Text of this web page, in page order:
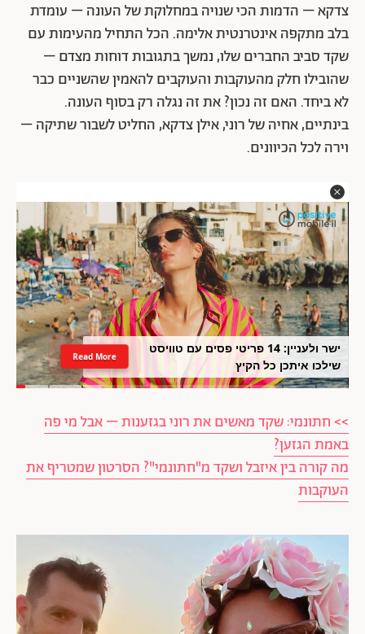
צדקא – הדמות הכי שנויה במחלוקת של העונה – עומדת
בלב מתקפה אינטרנטית אלימה. הכל התחיל מהעימות עם
שקד סביב החברים שלו, נמשך בתגובות דוחות מצדם –
שהובילו חלק מהעוקבות והעוקבים להאמין שהשניים כבר
לא ביחד. האם זה נכון? את זה נגלה רק בסוף העונה.
בינתיים, אחיה של רוני, אילן צדקא, החליט לשבור שתיקה –
וירה לכל הכיוונים.
ישר ולעניין: 14 פריטי פסים עם טוויסט
שילכו איתכן כל הקיץ
Read More
>> חתונמי: שקד מאשים את רוני בגזענות – אבל מי פה
באמת הגזען?
מה קורה בין איזבל ושקד מ"חתונמי"? הסרטון שמטריף את
העוקבות